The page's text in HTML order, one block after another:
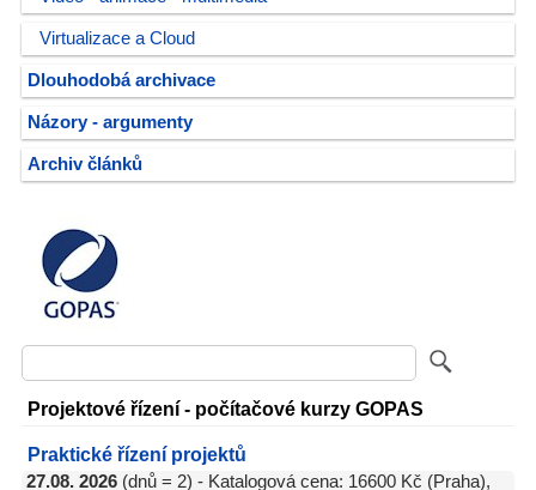
Virtualizace a Cloud
Dlouhodobá archivace
Názory - argumenty
Archiv článků
Projektové řízení - počítačové kurzy GOPAS
Praktické řízení projektů
27.08. 2026 (dnů = 2) - Katalogová cena: 16600 Kč (Praha),